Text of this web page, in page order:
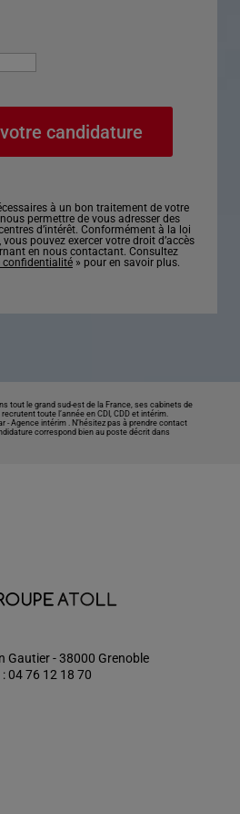
à un bon traitement de votre
permettre de vous adresser des
d’intérêt. Conformément à la loi
pouvez exercer votre droit d’accès
en nous contactant. Consultez
confidentialité » pour en savoir plus.
tout le grand sud-est de la France, ses cabinets de
toute l’année en CDI, CDD et intérim.
-Agence intérim . N’hésitez pas à prendre contact
correspond bien au poste décrit dans
Gautier - 38000 Grenoble
: 04 76 12 18 70